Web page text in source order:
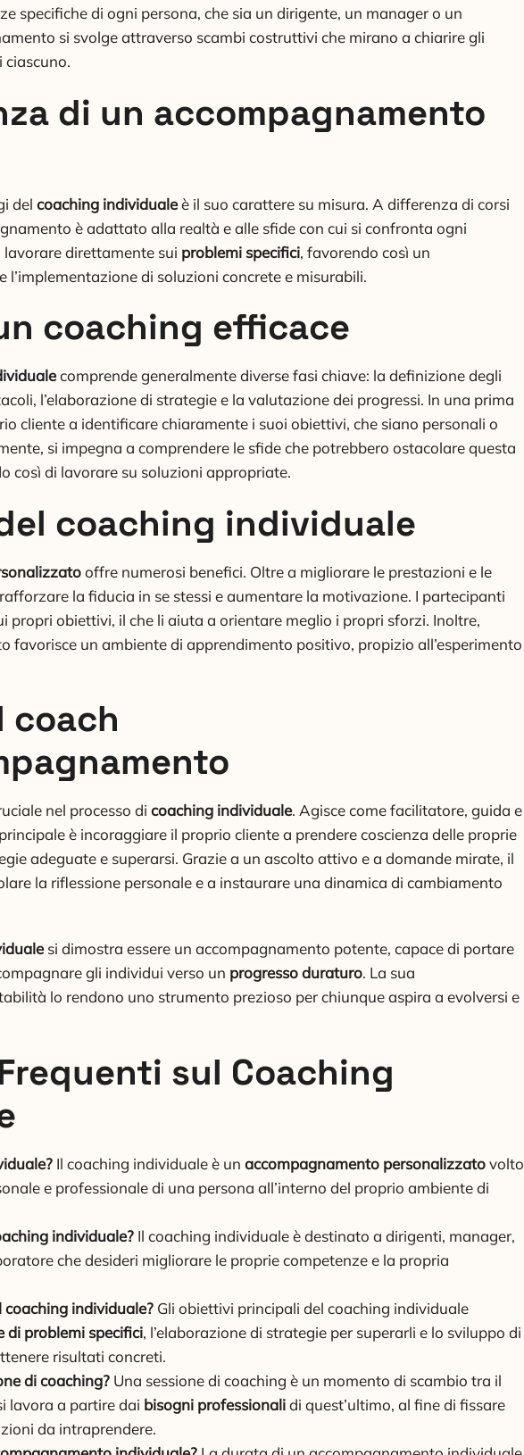
specifiche di ogni persona, che sia un dirigente, un manager o un
si svolge attraverso scambi costruttivi che mirano a chiarire gli
ciascuno.
di un accompagnamento
del coaching individualeè il suo carattere su misura. A differenza di corsi
è adattato alla realtà e alle sfide con cui si confronta ogni
direttamente sui problemi specifici, favorendo così un
di soluzioni concrete e misurabili.
coaching efficace
comprende generalmente diverse fasi chiave: la definizione degli
l’elaborazione di strategie e la valutazione dei progressi. In una prima
cliente a identificare chiaramente i suoi obiettivi, che siano personali o
si impegna a comprendere le sfide che potrebbero ostacolare questa
così di lavorare su soluzioni appropriate.
coaching individuale
offre numerosi benefici. Oltre a migliorare le prestazioni e le
la fiducia in se stessi e aumentare la motivazione. I partecipanti
propri obiettivi, il che li aiuta a orientare meglio i propri sforzi. Inoltre,
favorisce un ambiente di apprendimento positivo, propizio all’esperimento
coach
nel processo di coaching individuale. Agisce come facilitatore, guida e
è incoraggiare il proprio cliente a prendere coscienza delle proprie
adeguate e superarsi. Grazie a un ascolto attivo e a domande mirate, il
la riflessione personale e a instaurare una dinamica di cambiamento
si dimostra essere un accompagnamento potente, capace di portare
gli individui verso un progresso duraturo. La sua
lo rendono uno strumento prezioso per chiunque aspira a evolversi e
sul Coaching
Il coaching individuale è un accompagnamento personalizzatovolto
e professionale di una persona all’interno del proprio ambiente di
individuale? Il coaching individuale è destinato a dirigenti, manager,
che desideri migliorare le proprie competenze e la propria
individuale? Gli obiettivi principali del coaching individuale
di problemi specifici, l’elaborazione di strategie per superarli e lo sviluppo di
risultati concreti.
di coaching? Una sessione di coaching è un momento di scambio tra il
lavora a partire dai bisogni professionalidi quest’ultimo, al fine di fissare
da intraprendere.